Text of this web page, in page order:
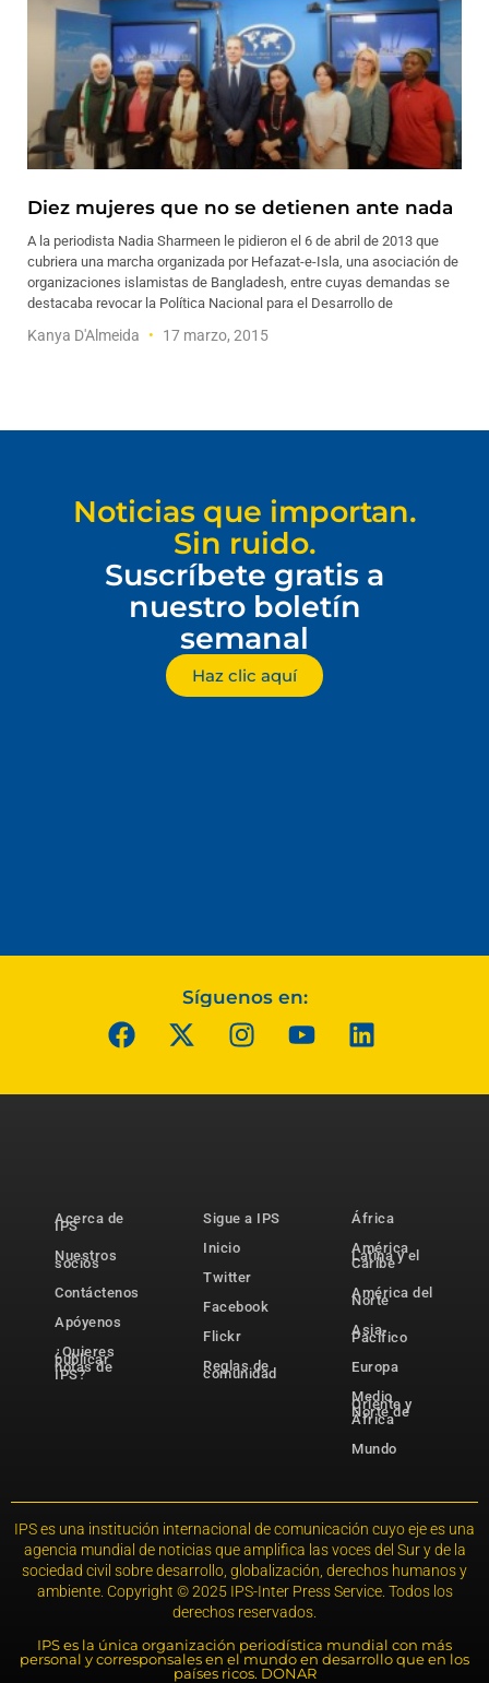
Diez mujeres que no se detienen ante nada
A la periodista Nadia Sharmeen le pidieron el 6 de abril de 2013 que
cubriera una marcha organizada por Hefazat-e-Isla, una asociación de
organizaciones islamistas de Bangladesh, entre cuyas demandas se
destacaba revocar la Política Nacional para el Desarrollo de
Kanya D'Almeida 17 marzo, 2015
Noticias que importan.
Sin ruido.
Suscríbete gratis a
nuestro boletín
semanal
Haz clic aquí
Síguenos en:
Acerca de
IPS
Nuestros
socios
Contáctenos
Apóyenos
¿Quieres
publicar
notas de
IPS?
Sigue a IPS
Inicio
Twitter
Facebook
Flickr
Reglas de
comunidad
África
América
Latina y el
Caribe
América del
Norte
Asia-
Pacífico
Europa
Medio
Oriente y
Norte de
África
Mundo
IPS es una institución internacional de comunicación cuyo eje es una
agencia mundial de noticias que amplifica las voces del Sur y de la
sociedad civil sobre desarrollo, globalización, derechos humanos y
ambiente. Copyright © 2025 IPS-Inter Press Service. Todos los
derechos reservados.
IPS es la única organización periodística mundial con más
personal y corresponsales en el mundo en desarrollo que en los
países ricos. DONAR